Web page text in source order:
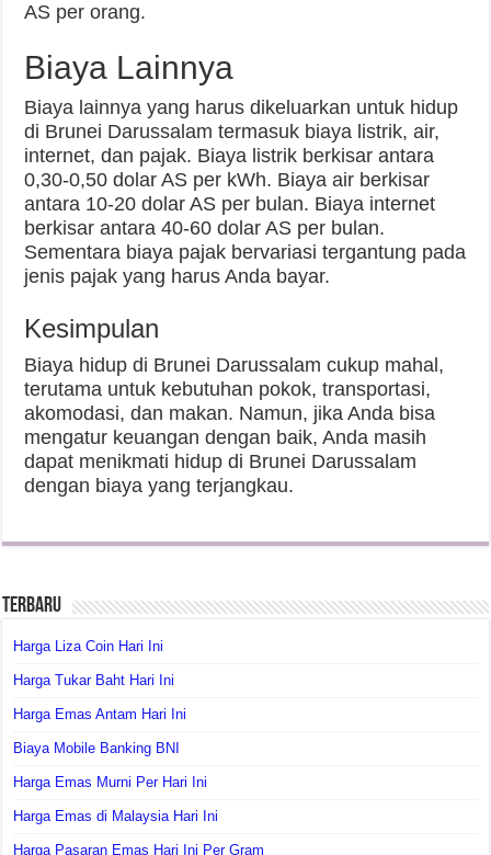
AS per orang.
Biaya Lainnya
Biaya lainnya yang harus dikeluarkan untuk hidup
di Brunei Darussalam termasuk biaya listrik, air,
internet, dan pajak. Biaya listrik berkisar antara
0,30-0,50 dolar AS per kWh. Biaya air berkisar
antara 10-20 dolar AS per bulan. Biaya internet
berkisar antara 40-60 dolar AS per bulan.
Sementara biaya pajak bervariasi tergantung pada
jenis pajak yang harus Anda bayar.
Kesimpulan
Biaya hidup di Brunei Darussalam cukup mahal,
terutama untuk kebutuhan pokok, transportasi,
akomodasi, dan makan. Namun, jika Anda bisa
mengatur keuangan dengan baik, Anda masih
dapat menikmati hidup di Brunei Darussalam
dengan biaya yang terjangkau.
Terbaru
Harga Liza Coin Hari Ini
Harga Tukar Baht Hari Ini
Harga Emas Antam Hari Ini
Biaya Mobile Banking BNI
Harga Emas Murni Per Hari Ini
Harga Emas di Malaysia Hari Ini
Harga Pasaran Emas Hari Ini Per Gram